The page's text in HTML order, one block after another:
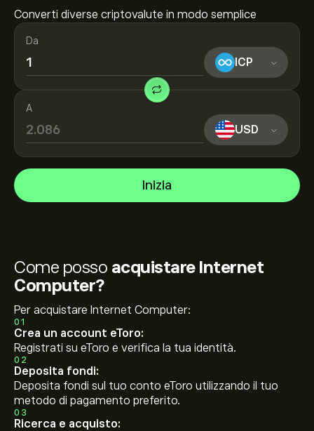
Converti diverse criptovalute in modo semplice
Da
ICP
A
USD
Inizia
Come posso acquistare Internet
Computer?
Per acquistare Internet Computer:
01
Crea un account eToro:
Registrati su eToro e verifica la tua identità.
02
Deposita fondi:
Deposita fondi sul tuo conto eToro utilizzando il tuo
metodo di pagamento preferito.
03
Ricerca e acquisto: